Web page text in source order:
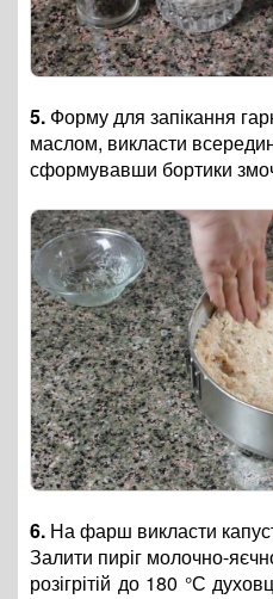
5. Форму для запікання
маслом, викласти
сформувавши бортики
6. На фарш викласти
Залити пиріг молочно-
розігрітій до 180 °С